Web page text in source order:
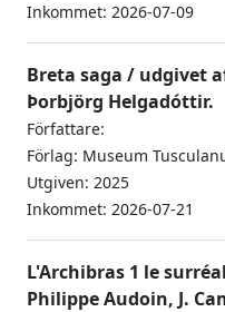
Inkommet: 2026-07-09
Breta saga / udgivet
Þorbjörg Helgadóttir.
Författare:
Förlag: Museum
Utgiven: 2025
Inkommet: 2026-07-21
L'Archibras 1 le
Philippe Audoin, J.